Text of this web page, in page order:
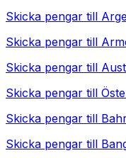
Skicka pengar till
Skicka pengar till
Skicka pengar till
Skicka pengar till
Skicka pengar till
Skicka pengar till